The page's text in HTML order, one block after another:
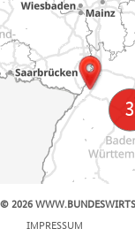
© 2026
IMPRESSUM